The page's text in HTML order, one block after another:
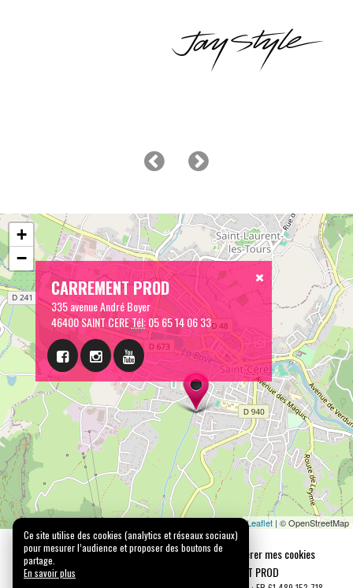
CARREMENT PROD
335 avenue André Boyer
46400 SAINT CERETél:05 65 14 06 33
+
−
Leaflet | © OpenStreetMap
Mentions légales Confidentialité
Gérer mes cookies
Tous droits réservés © 2026 |
CARREMENT PROD
Ce site utilise des cookies (analytics et réseaux sociaux)
pour mesurer l’audience et proposer des boutons de
partage.
En savoir plus